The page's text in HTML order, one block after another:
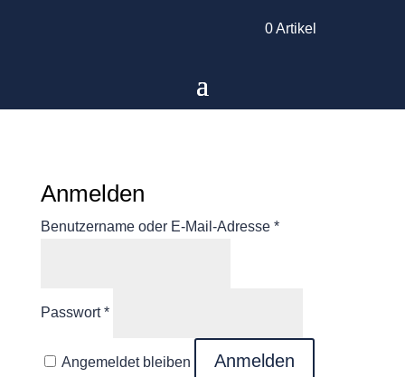
0 Artikel
Anmelden
Benutzername oder E-Mail-Adresse *Erforderlich
Passwort*
Angemeldet bleiben Anmelden